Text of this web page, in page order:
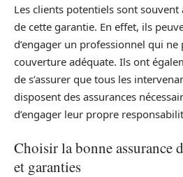
Les clients potentiels sont
de cette garantie. En effet, ils
d’engager un professionnel qui ne
couverture adéquate. Ils ont
de s’assurer que tous les
disposent des assurances
d’engager leur propre
Choisir la bonne assurance
et garanties